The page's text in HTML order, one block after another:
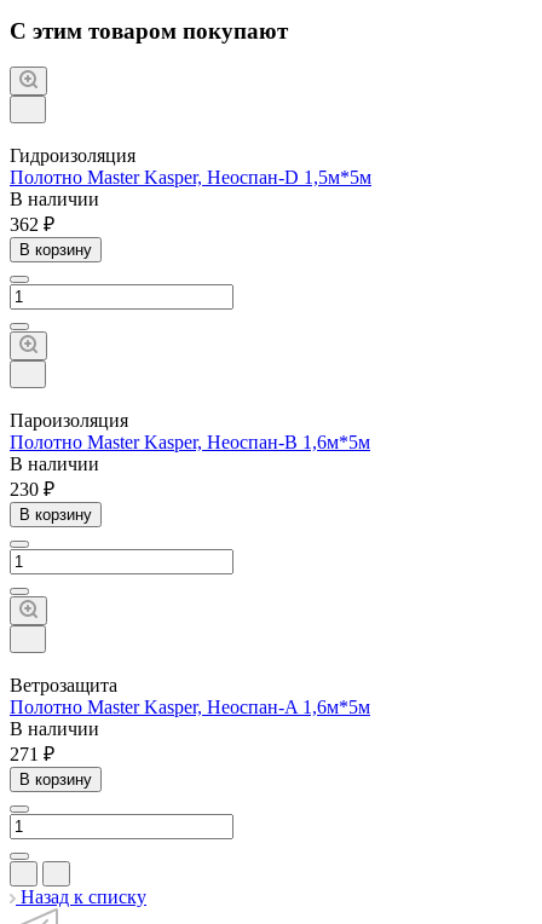
С этим товаром покупают
Гидроизоляция
Полотно Master Kasper, Неоспан-D 1,5м*5м
В наличии
362 ₽
В корзину
Пароизоляция
Полотно Master Kasper, Неоспан-В 1,6м*5м
В наличии
230 ₽
В корзину
Ветрозащита
Полотно Master Kasper, Неоспан-A 1,6м*5м
В наличии
271 ₽
В корзину
Назад к списку